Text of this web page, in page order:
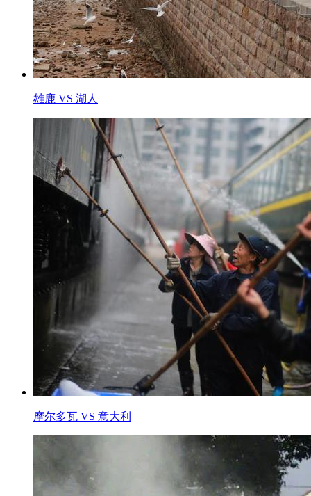
雄鹿 VS 湖人
摩尔多瓦 VS 意大利